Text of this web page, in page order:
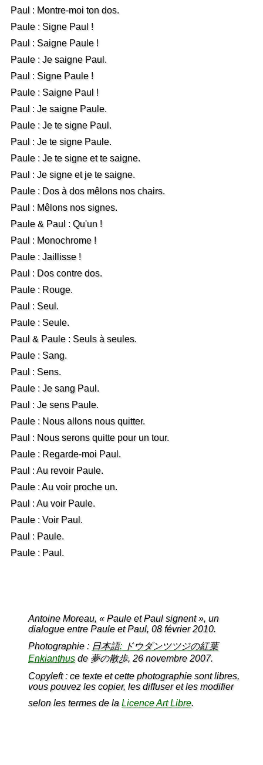
Paul : Montre-moi ton dos.
Paule : Signe Paul !
Paul : Saigne Paule !
Paule : Je saigne Paul.
Paul : Signe Paule !
Paule : Saigne Paul !
Paul : Je saigne Paule.
Paule : Je te signe Paul.
Paul : Je te signe Paule.
Paule : Je te signe et te saigne.
Paul : Je signe et je te saigne.
Paule : Dos à dos mêlons nos chairs.
Paul : Mêlons nos signes.
Paule & Paul : Qu'un !
Paul : Monochrome !
Paule : Jaillisse !
Paul : Dos contre dos.
Paule : Rouge.
Paul : Seul.
Paule : Seule.
Paul & Paule : Seuls à seules.
Paule : Sang.
Paul : Sens.
Paule : Je sang Paul.
Paul : Je sens Paule.
Paule : Nous allons nous quitter.
Paul : Nous serons quitte pour un tour.
Paule : Regarde-moi Paul.
Paul : Au revoir Paule.
Paule : Au voir proche un.
Paul : Au voir Paule.
Paule : Voir Paul.
Paul : Paule.
Paule : Paul.
Antoine Moreau, « Paule et Paul signent », un
dialogue entre Paule et Paul, 08 février 2010.
Photographie : 日本語: ドウダンツツジの紅葉
Enkianthus de 夢の散歩, 26 novembre 2007.
Copyleft : ce texte et cette photographie sont libres,
vous pouvez les copier, les diffuser et les modifier
selon les termes de laLicence Art Libre.